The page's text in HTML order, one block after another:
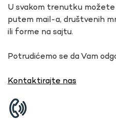
U svakom trenutku
putem mail-a, društvenih
ili forme na sajtu.
Potrudićemo se da Vam
Kontaktirajte nas